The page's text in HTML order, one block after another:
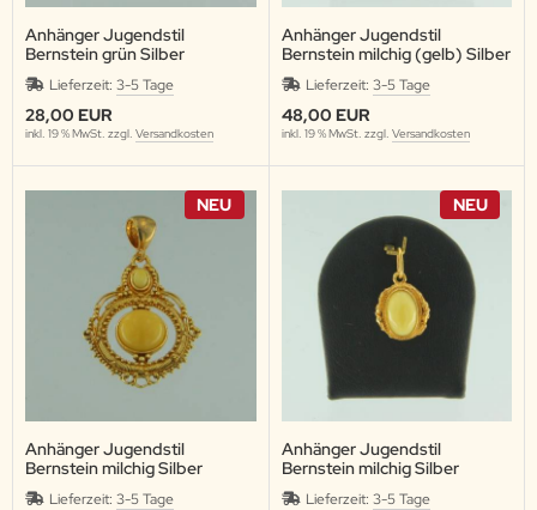
Anhänger Jugendstil
Bernstein grün Silber
vergoldet
Lieferzeit: 3-5 Tage
28,00 EUR
inkl. 19 % MwSt. zzgl. Versandkosten
Anhänger Jugendstil
Bernstein milchig (gelb) Silber
vergoldet
Lieferzeit: 3-5 Tage
48,00 EUR
inkl. 19 % MwSt. zzgl. Versandkosten
NEU
Anhänger Jugendstil
Bernstein milchig Silber
vergoldet
Lieferzeit: 3-5 Tage
NEU
Anhänger Jugendstil
Bernstein milchig Silber
vergoldet
Lieferzeit: 3-5 Tage